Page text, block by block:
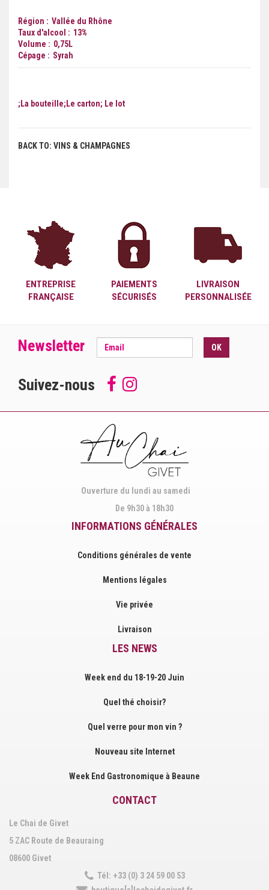
Région
Vallée du Rhône
Taux d'alcool
13%
Volume
0,75L
Cépage
Syrah
;La bouteille;Le carton; Le lot
BACK TO: VINS & CHAMPAGNES
ENTREPRISE
FRANÇAISE
PAIEMENTS
SÉCURISÉS
LIVRAISON
PERSONNALISÉE
Newsletter OK
Suivez-nous
Follow
us
Facebook
Suivez-
nous
Instagram
Ouverture du lundi au samedi
De 9h30 à 18h30
INFORMATIONS GÉNÉRALES
Conditions générales de vente
Mentions légales
Vie privée
Livraison
LES NEWS
Week end du 18-19-20 Juin
Quel thé choisir?
Quel verre pour mon vin ?
Nouveau site Internet
Week End Gastronomique à Beaune
CONTACT
Le Chai de Givet
5 ZAC Route de Beauraing
08600 Givet
Tél: +33 (0) 3 24 59 00 53